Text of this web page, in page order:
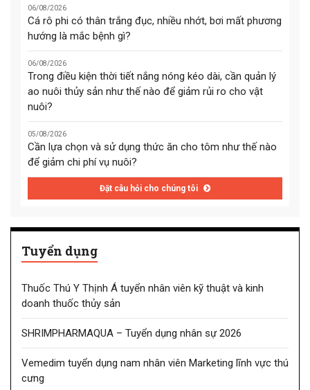
06/08/2026
Cá rô phi có thân trắng đục, nhiều nhớt, bơi mất phương
hướng là mắc bệnh gì?
06/08/2026
Trong điều kiện thời tiết nắng nóng kéo dài, cần quản lý
ao nuôi thủy sản như thế nào để giảm rủi ro cho vật
nuôi?
05/08/2026
Cần lựa chọn và sử dụng thức ăn cho tôm như thế nào
để giảm chi phí vụ nuôi?
Đặt câu hỏi cho chúng tôi
Tuyển dụng
Thuốc Thú Y Thịnh Á tuyển nhân viên kỹ thuật và kinh
doanh thuốc thủy sản
SHRIMPHARMAQUA – Tuyển dụng nhân sự 2026
Vemedim tuyển dụng nam nhân viên Marketing lĩnh vực thú
cưng